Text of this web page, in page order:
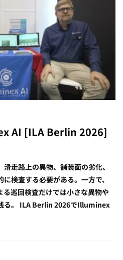
AI [ILA Berlin 2026]
走路上の異物、舗装面の劣化、
検査する必要がある。一方で、
巡回検査だけでは小さな異物や
る。 ILA Berlin 2026でIlluminex